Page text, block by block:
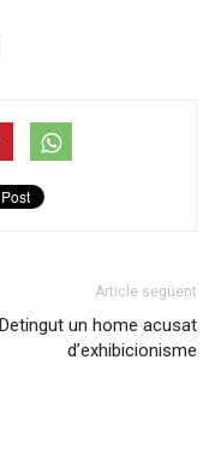
Article següent
Detingut un home acusat
d’exhibicionisme